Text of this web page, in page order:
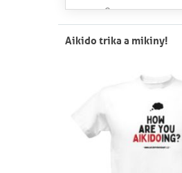
Aikido trika a mikiny!